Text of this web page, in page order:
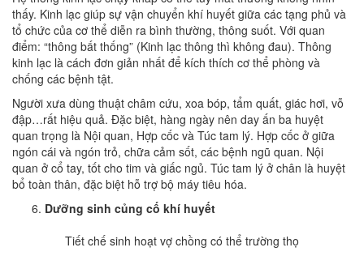
thấy. Kinh lạc giúp sự vận chuyển khí huyết giữa các tạng phủ và
tổ chức của cơ thể diễn ra bình thường, thông suốt. Với quan
điểm: “thông bất thống” (Kinh lạc thông thì không đau). Thông
kinh lạc là cách đơn giản nhất để kích thích cơ thể phòng và
chống các bệnh tật.
Người xưa dùng thuật châm cứu, xoa bóp, tẩm quất, giác hơi, vỗ
đập…rất hiệu quả. Đặc biệt, hàng ngày nên day ấn ba huyệt
quan trọng là Nội quan, Hợp cốc và Túc tam lý. Hợp cốc ở giữa
ngón cái và ngón trỏ, chữa cảm sốt, các bệnh ngũ quan. Nội
quan ở cổ tay, tốt cho tim và giấc ngủ. Túc tam lý ở chân là huyệt
bổ toàn thân, đặc biệt hỗ trợ bộ máy tiêu hóa.
Dưỡng sinh củng cố khí huyết
Tiết chế sinh hoạt vợ chồng có thể trường thọ